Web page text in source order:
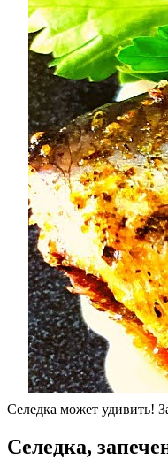
Селедка может удивить!
Селедка,